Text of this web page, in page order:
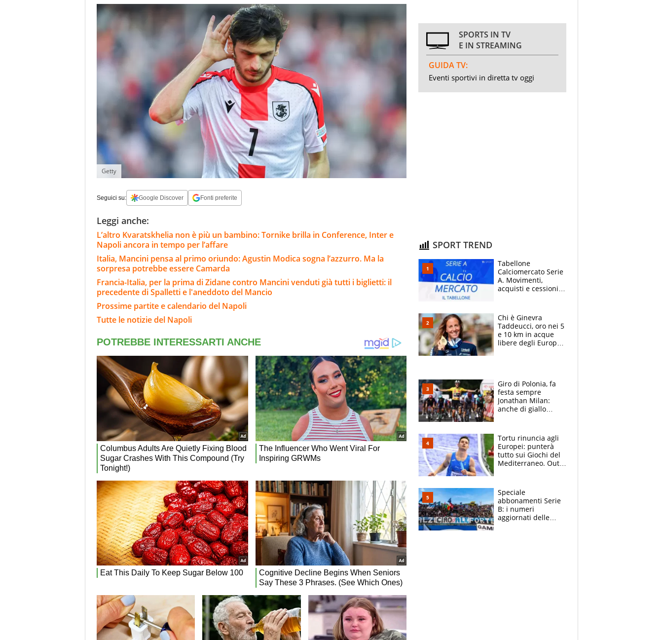
Getty
Seguici su: Google Discover Fonti preferite
Leggi anche:
L’altro Kvaratskhelia non è più un bambino: Tornike brilla in Conference, Inter e
Napoli ancora in tempo per l’affare
Italia, Mancini pensa al primo oriundo: Agustin Modica sogna l’azzurro. Ma la
sorpresa potrebbe essere Camarda
Francia-Italia, per la prima di Zidane contro Mancini venduti già tutti i biglietti: il
precedente di Spalletti e l'aneddoto del Mancio
Prossime partite e calendario del Napoli
Tutte le notizie del Napoli
SPORTS IN TV
E IN STREAMING
GUIDA TV:
Eventi sportivi in diretta tv oggi
SPORT TREND
Tabellone
Calciomercato Serie
A. Movimenti,
acquisti e cessioni:
Chi è Ginevra
Taddeucci, oro nei 5
e 10 km in acque
libere degli Europei
Giro di Polonia, fa
festa sempre
Jonathan Milan:
anche di giallo
Malucelli, terzo)
Tortu rinuncia agli
Europei: punterà
tutto sui Giochi del
Mediterraneo. Out
in dubbio
Speciale
abbonamenti Serie
B: i numeri
aggiornati delle